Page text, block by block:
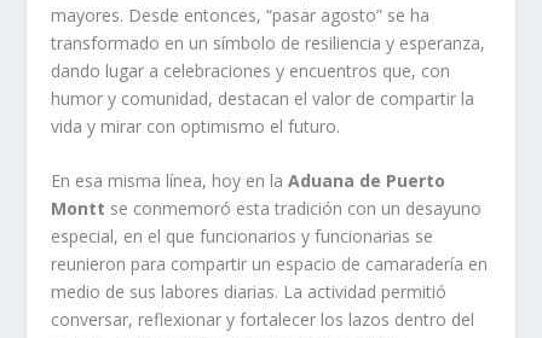
mayores. Desde entonces, “pasar agosto” se ha
transformado en un símbolo de resiliencia y esperanza,
dando lugar a celebraciones y encuentros que, con
humor y comunidad, destacan el valor de compartir la
vida y mirar con optimismo el futuro.
En esa misma línea, hoy en laAduana de Puerto
Montt se conmemoró esta tradición con un desayuno
especial, en el que funcionarios y funcionarias se
reunieron para compartir un espacio de camaradería en
medio de sus labores diarias. La actividad permitió
conversar, reflexionar y fortalecer los lazos dentro del